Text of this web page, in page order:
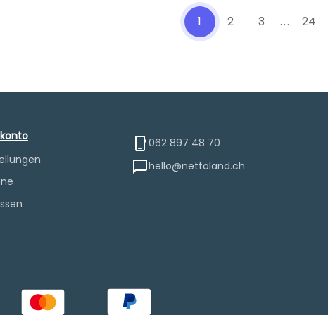
1 2 3 ... 24
062 897 48 70
hello@nettoland.ch